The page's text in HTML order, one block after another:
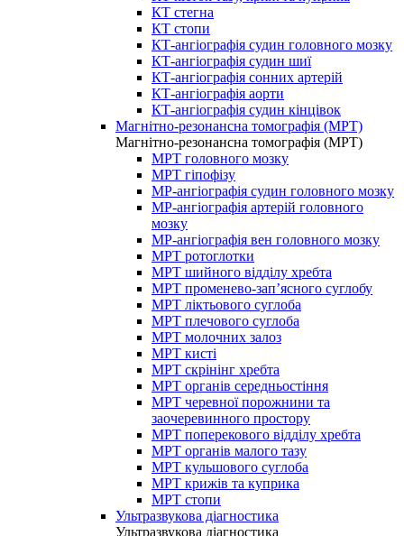
КТ стегна
КТ стопи
КТ-ангіографія судин головного мозку
КТ-ангіографія судин шиї
КТ-ангіографія сонних артерій
КТ-ангіографія аорти
КТ-ангіографія судин кінцівок
Магнітно-резонансна томографія (МРТ)
Магнітно-резонансна томографія (МРТ)
МРТ головного мозку
МРТ гіпофізу
МР-ангіографія судин головного мозку
МР-ангіографія артерій головного
мозку
МР-ангіографія вен головного мозку
МРТ ротоглотки
МРТ шийного відділу хребта
МРТ променево-зап’ясного суглобу
МРТ ліктьового суглоба
МРТ плечового суглоба
МРТ молочних залоз
МРТ кисті
МРТ скрінінг хребта
МРТ органів середньостіння
МРТ черевної порожнини та
заочеревинного простору
МРТ поперекового відділу хребта
МРТ органів малого тазу
МРТ кульшового суглоба
МРТ крижів та куприка
МРТ стопи
Ультразвукова діагностика
Ультразвукова діагностика